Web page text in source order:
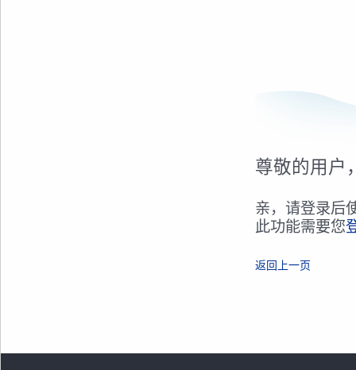
尊敬的用户
亲，请登录后
此功能需要您
返回上一页